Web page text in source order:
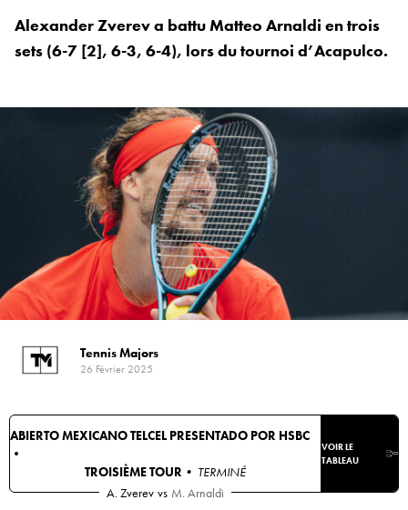
Alexander Zverev a battu Matteo Arnaldi en trois
sets (6-7 [2], 6-3, 6-4), lors du tournoi d’Acapulco.
Tennis Majors
26 Février 2025
ABIERTO MEXICANO TELCEL PRESENTADO POR HSBC
•
TROISIÈME TOUR • TERMINÉ
VOIR LE
TABLEAU
A. Zverev vs M. Arnaldi